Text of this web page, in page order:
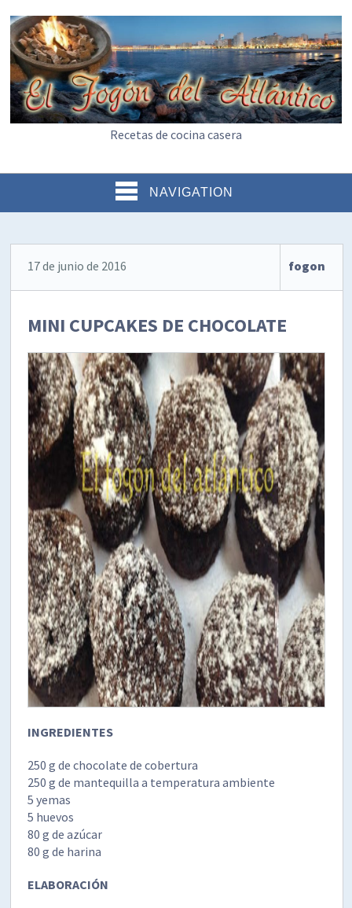
Recetas de cocina casera
NAVIGATION
17 de junio de 2016 fogon
MINI CUPCAKES DE CHOCOLATE
INGREDIENTES
250 g de chocolate de cobertura
250 g de mantequilla a temperatura ambiente
5 yemas
5 huevos
80 g de azúcar
80 g de harina
ELABORACIÓN